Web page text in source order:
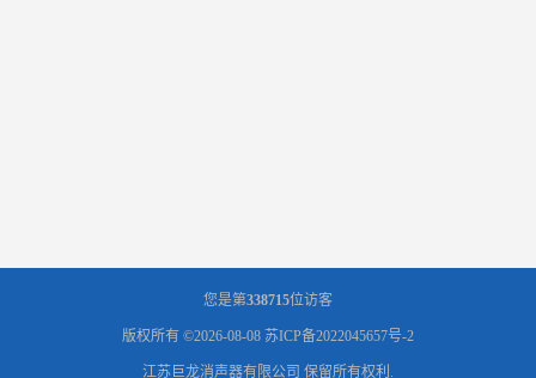
您是第338715位访客
版权所有 ©2026-08-08 苏ICP备2022045657号-2
江苏巨龙消声器有限公司 保留所有权利.